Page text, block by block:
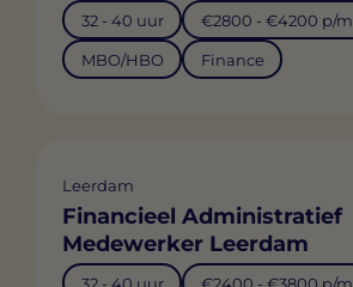
32 - 40 uur €2800 - €4200 p/m
MBO/HBO Finance
Leerdam
Financieel Administratief
Medewerker Leerdam